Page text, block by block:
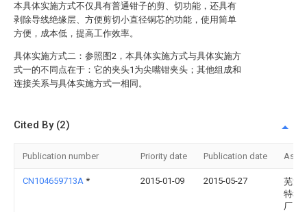
本具体实施方式不仅具有普通钳子的剪、切功能，还具有
剥除导线绝缘层、方便剪切小直径铜芯的功能，使用简单
方便，成本低，提高工作效率。
具体实施方式二：参照图2，本具体实施方式与具体实施方
式一的不同点在于：它的夹头1为尖嘴钳夹头；其他组成和
连接关系与具体实施方式一相同。
Cited By (2)
Publication number Priority date Publication date
CN104659713A * 2015-01-09 2015-05-27
芜湖
特种
厂